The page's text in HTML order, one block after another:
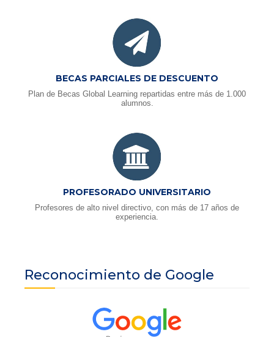
BECAS PARCIALES DE DESCUENTO
Plan de Becas Global Learning repartidas entre más de 1.000
alumnos.
PROFESORADO UNIVERSITARIO
Profesores de alto nivel directivo, con más de 17 años de
experiencia.
Reconocimiento de Google